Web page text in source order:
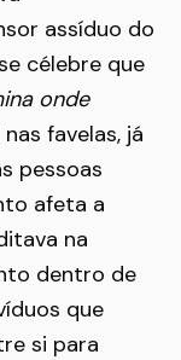
assíduo do
célebre que
onde
favelas, já
pessoas
afeta a
na
dentro de
que
si para